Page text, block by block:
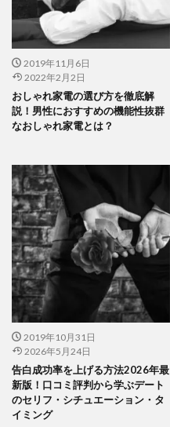
2019年11月6日
2022年2月2日
おしゃれ家電の選び方を徹底解
説！男性におすすめの機能性抜群
なおしゃれ家電とは？
2019年10月31日
2026年5月24日
告白成功率を上げる方法2026年最
新版！口コミ評判から学ぶデート
のセリフ・シチュエーション・タ
イミング